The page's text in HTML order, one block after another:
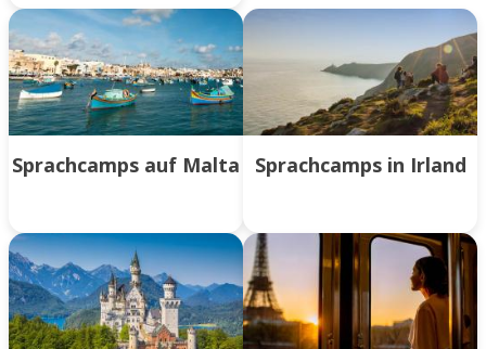
Sprachcamps auf Malta Sprachcamps in Irland